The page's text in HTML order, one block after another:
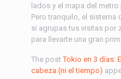
lados y el mapa del
Pero tranquilo, el sistema
si agrupas tus visitas por
para llevarte una gran
The postTokio en 3 días:
cabeza (ni el tiempo)